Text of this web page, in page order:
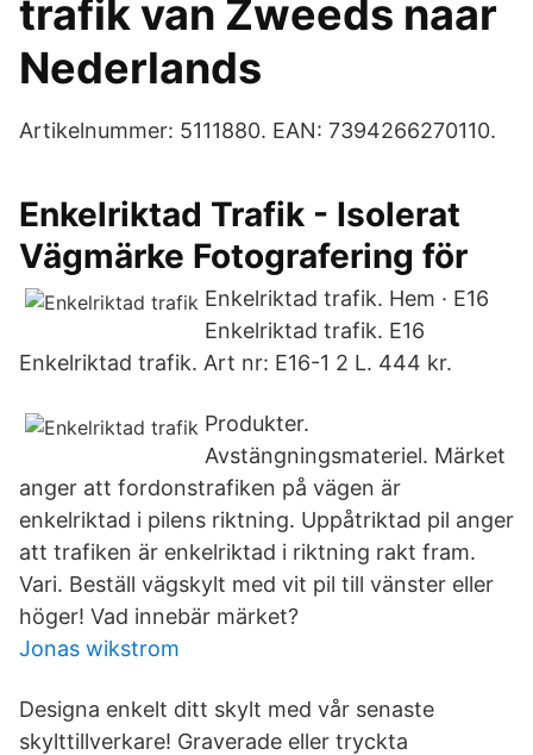
trafik van Zweeds naar
Nederlands
Artikelnummer: 5111880. EAN: 7394266270110.
Enkelriktad Trafik - Isolerat
Vägmärke Fotografering för
Enkelriktad trafik. Hem · E16
Enkelriktad trafik. E16
Enkelriktad trafik. Art nr: E16-1 2 L. 444 kr.
Produkter.
Avstängningsmateriel. Märket
anger att fordonstrafiken på vägen är
enkelriktad i pilens riktning. Uppåtriktad pil anger
att trafiken är enkelriktad i riktning rakt fram.
Vari. Beställ vägskylt med vit pil till vänster eller
höger! Vad innebär märket?
Jonas wikstrom
Designa enkelt ditt skylt med vår senaste
skylttillverkare! Graverade eller tryckta